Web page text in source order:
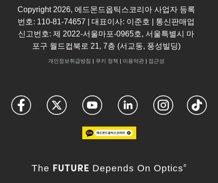
Copyright 2026, 에드몬드옵틱스코리아 사업자 등록
번호: 110-81-74657 | 대표이사: 이준호 | 통신판매업
신고번호: 제 2022-서울마포-0965호, 서울특별시 마
포구 월드컵북로 21, 7층 (서교동, 풍성빌딩)
개인정보취급방침 쿠키 정책 이용약관| 접근성
The FUTURE Depends On Optics ®